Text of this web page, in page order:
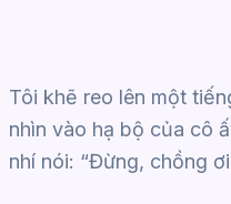
Tôi khẽ reo lên một
nhìn vào hạ bộ của cô
nhí nói: “Đừng, chồng